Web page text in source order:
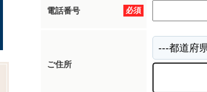
必須
電話番号
ご住所